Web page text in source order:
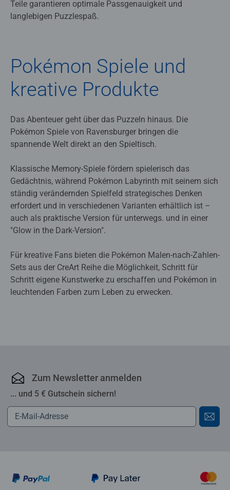
Teile garantieren optimale Passgenauigkeit und
langlebigen Puzzlespaß.
Pokémon Spiele und
kreative Produkte
Das Abenteuer geht über das Puzzeln hinaus. Die
Pokémon Spiele von Ravensburger bringen die
spannende Welt direkt an den Spieltisch.
Klassische Memory-Spiele fördern spielerisch das
Gedächtnis, während Pokémon Labyrinth mit seinem sich
ständig verändernden Spielfeld strategisches Denken
erfordert und in verschiedenen Varianten erhältlich ist –
auch als praktische Version für unterwegs. und in einer
"Glow in the Dark-Version".
Für kreative Fans bieten die Pokémon Malen-nach-Zahlen-
Sets aus der CreArt Reihe die Möglichkeit, Schritt für
Schritt eigene Kunstwerke zu erschaffen und Pokémon in
leuchtenden Farben zum Leben zu erwecken.
Zum Newsletter anmelden
... und 5 € Gutschein sichern!